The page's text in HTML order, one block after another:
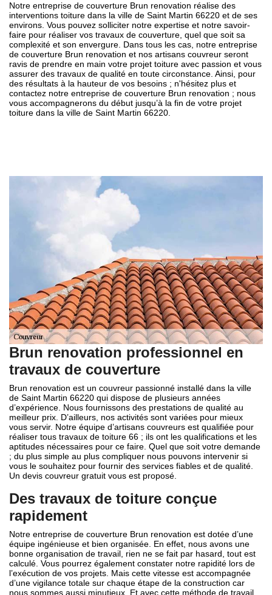
Notre entreprise de couverture Brun renovation réalise des
interventions toiture dans la ville de Saint Martin 66220 et de ses
environs. Vous pouvez solliciter notre expertise et notre savoir-
faire pour réaliser vos travaux de couverture, quel que soit sa
complexité et son envergure. Dans tous les cas, notre entreprise
de couverture Brun renovation et nos artisans couvreur seront
ravis de prendre en main votre projet toiture avec passion et vous
assurer des travaux de qualité en toute circonstance. Ainsi, pour
des résultats à la hauteur de vos besoins ; n'hésitez plus et
contactez notre entreprise de couverture Brun renovation ; nous
vous accompagnerons du début jusqu’à la fin de votre projet
toiture dans la ville de Saint Martin 66220.
Brun renovation professionnel en
travaux de couverture
Brun renovation est un couvreur passionné installé dans la ville
de Saint Martin 66220 qui dispose de plusieurs années
d’expérience. Nous fournissons des prestations de qualité au
meilleur prix. D’ailleurs, nos activités sont variées pour mieux
vous servir. Notre équipe d’artisans couvreurs est qualifiée pour
réaliser tous travaux de toiture 66 ; ils ont les qualifications et les
aptitudes nécessaires pour ce faire. Quel que soit votre demande
; du plus simple au plus compliquer nous pouvons intervenir si
vous le souhaitez pour fournir des services fiables et de qualité.
Un devis couvreur gratuit vous est proposé.
Des travaux de toiture conçue
rapidement
Notre entreprise de couverture Brun renovation est dotée d’une
équipe ingénieuse et bien organisée. En effet, nous avons une
bonne organisation de travail, rien ne se fait par hasard, tout est
calculé. Vous pourrez également constater notre rapidité lors de
l’exécution de vos projets. Mais cette vitesse est accompagnée
d’une vigilance totale sur chaque étape de la construction car
nous sommes aussi minutieux. Et avec cette méthode de travail